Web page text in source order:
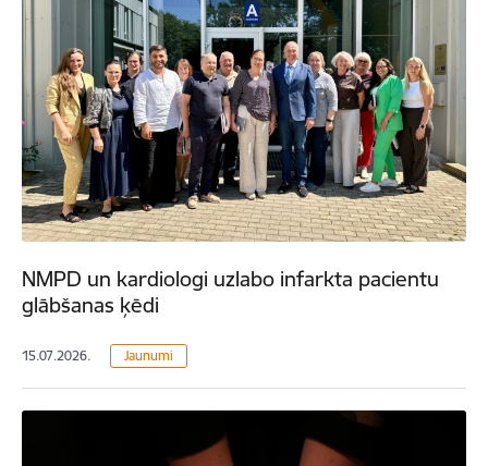
NMPD un kardiologi uzlabo infarkta pacientu
glābšanas ķēdi
15.07.2026. Jaunumi